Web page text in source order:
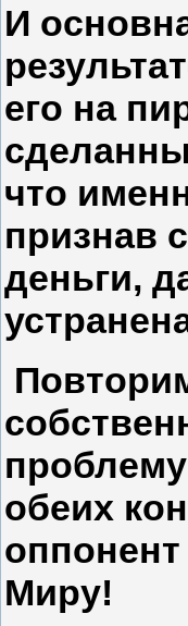
И
его на
что
признав
деньги,
обеих
Миру!